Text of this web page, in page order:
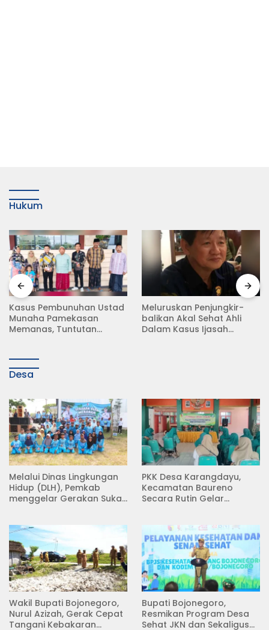
Hukum
Kasus Pembunuhan Ustad
Munaha Pamekasan
Memanas, Tuntutan
Meluruskan Penjungkir-
balikan Akal Sehat Ahli
Dalam Kasus Ijasah
Desa
Melalui Dinas Lingkungan
Hidup (DLH), Pemkab
menggelar Gerakan Suka
PKK Desa Karangdayu,
Kecamatan Baureno
Secara Rutin Gelar
Wakil Bupati Bojonegoro,
Nurul Azizah, Gerak Cepat
Tangani Kebakaran
Bupati Bojonegoro,
Resmikan Program Desa
Sehat JKN dan Sekaligus